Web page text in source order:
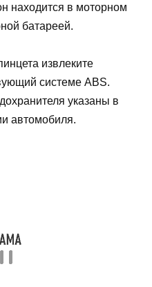
находится в моторном
батареей.
извлеките
системе ABS.
указаны в
автомобиля.